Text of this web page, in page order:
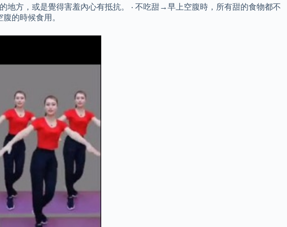
方，或是覺得害羞內心有抵抗。 ‧ 不吃甜→早上空腹時，所有甜的食物都不
的時候食用。